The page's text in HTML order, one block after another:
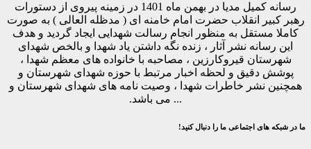
رسانه کمیل مدیا در بهمن ماه 1401 در زمینه پیروی از دستورات
رهبر کبیر انقلاب حضرت امام خامنه ای ( مدظله العالی ) به صورت
کاملا مستقل به منظور انجام رسالت شهدایی ایجاد گردید و هدف
این رسانه نشر آثار ، زنده نگه داشتن یاد شهدا و بالخص شهدای
شهرستان قیروکارزین ، مصاحبه با خانواده های معظم شهدا ،
پوشش دقیق و لحظه اخبار مرتبط با حوزه شهدای شهرستان و
همچنین نشر خاطرات شهدا ، وصیت نامه های شهدای شهرستان و
... می باشد.
ما در شبکه های اجتماعی ما را دنبال کنید!